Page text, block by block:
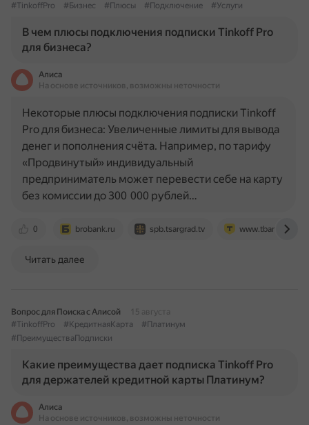
#TinkoffPro
#Бизнес #Плюсы #Подключение #Услуги
В чем плюсы подключения подписки Tinkoff Pro
для бизнеса?
Алиса
На основе источников, возможны неточности
0 brobank.ru spb.tsargrad.tv www.tbank.ru
Некоторые плюсы подключения подписки Tinkoff
Pro для бизнеса: Увеличенные лимиты для вывода
денег и пополнения счёта. Например, по тарифу
«Продвинутый» индивидуальный
предприниматель может перевести себе на карту
без комиссии до 300 000 рублей…
Читать далее
Вопрос для Поиска с Алисой
15 августа
#TinkoffPro
#КредитнаяКарта
#Платинум
#ПреимуществаПодписки
Какие преимущества дает подписка Tinkoff Pro
для держателей кредитной карты Платинум?
Алиса
На основе источников, возможны неточности